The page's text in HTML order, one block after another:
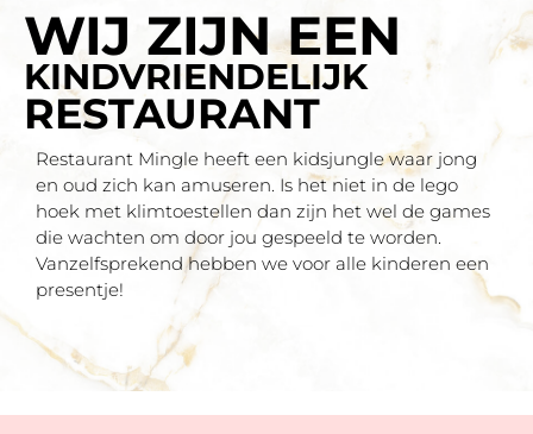
WIJ ZIJN EEN
KINDVRIENDELIJK
RESTAURANT
Restaurant Mingle heeft een kidsjungle waar jong
en oud zich kan amuseren. Is het niet in de lego
hoek met klimtoestellen dan zijn het wel de games
die wachten om door jou gespeeld te worden.
Vanzelfsprekend hebben we voor alle kinderen een
presentje!